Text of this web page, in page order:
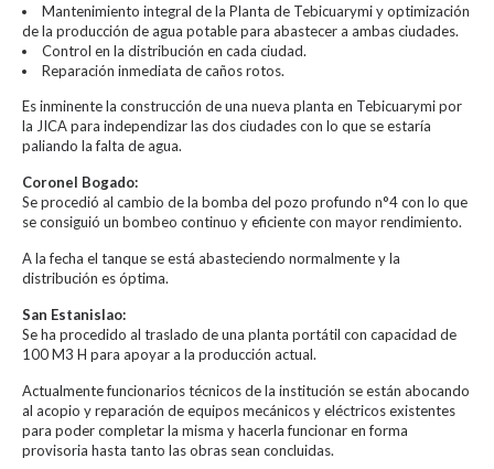
Mantenimiento integral de la Planta de Tebicuarymi y optimización
de la producción de agua potable para abastecer a ambas ciudades.
Control en la distribución en cada ciudad.
Reparación inmediata de caños rotos.
Es inminente la construcción de una nueva planta en Tebicuarymi por
la JICA para independizar las dos ciudades con lo que se estaría
paliando la falta de agua.
Coronel Bogado:
Se procedió al cambio de la bomba del pozo profundo n°4 con lo que
se consiguió un bombeo continuo y eficiente con mayor rendimiento.
A la fecha el tanque se está abasteciendo normalmente y la
distribución es óptima.
San Estanislao:
Se ha procedido al traslado de una planta portátil con capacidad de
100 M3 H para apoyar a la producción actual.
Actualmente funcionarios técnicos de la institución se están abocando
al acopio y reparación de equipos mecánicos y eléctricos existentes
para poder completar la misma y hacerla funcionar en forma
provisoria hasta tanto las obras sean concluidas.